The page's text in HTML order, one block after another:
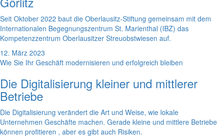
Seit Oktober 2022 baut die Oberlausitz-Stiftung gemeinsam mit dem
Internationalen Begegnungszentrum St. Marienthal (IBZ) das
Kompetenzzentrum Oberlausitzer Streuobstwiesen auf.
12. März 2023
Wie Sie Ihr Geschäft modernisieren und erfolgreich bleiben
Die Digitalisierung kleiner und mittlerer
Betriebe
Die Digitalisierung verändert die Art und Weise, wie lokale
Unternehmen Geschäfte machen. Gerade kleine und mittlere Betriebe
können profitieren , aber es gibt auch Risiken.